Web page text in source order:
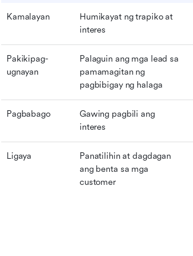
Kamalayan
Humikayat ng trapiko at
interes
Pakikipag-
ugnayan
Palaguin ang mga lead sa
pamamagitan ng
pagbibigay ng halaga
Pagbabago
Gawing pagbili ang
interes
Ligaya
Panatilihin at dagdagan
ang benta sa mga
customer